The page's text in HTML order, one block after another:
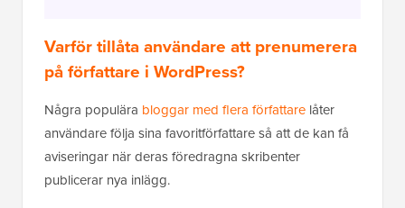
Varför tillåta användare att prenumerera
på författare i WordPress?
Några populära bloggar med flera författare låter
användare följa sina favoritförfattare så att de kan få
aviseringar när deras föredragna skribenter
publicerar nya inlägg.